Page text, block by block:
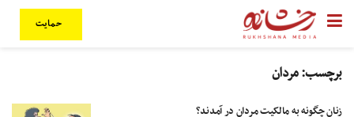
حمایت
برچسب:مردان
زنان چگونه به مالکیت مردان در آمدند؟